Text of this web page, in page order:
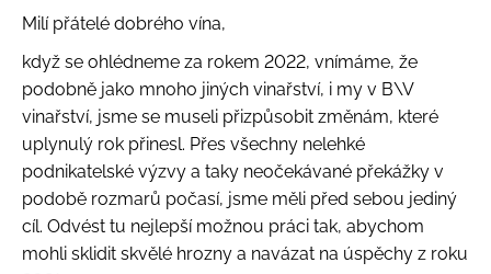
Milí přátelé dobrého vína,
když se ohlédneme za rokem 2022, vnímáme, že
podobně jako mnoho jiných vinařství, i my v B\V
vinařství, jsme se museli přizpůsobit změnám, které
uplynulý rok přinesl. Přes všechny nelehké
podnikatelské výzvy a taky neočekávané překážky v
podobě rozmarů počasí, jsme měli před sebou jediný
cíl. Odvést tu nejlepší možnou práci tak, abychom
mohli sklidit skvělé hrozny a navázat na úspěchy z roku
e
t
e
n
a
j
í
t
?